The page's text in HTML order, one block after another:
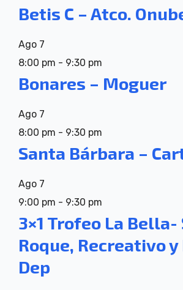
Betis C – Atco.
Ago 7
8:00 pm - 9:30 pm
Bonares – Moguer
Ago 7
8:00 pm - 9:30 pm
Santa Bárbara –
Ago 7
9:00 pm - 9:30 pm
3×1 Trofeo La Bella-
Roque, Recreativo
Dep